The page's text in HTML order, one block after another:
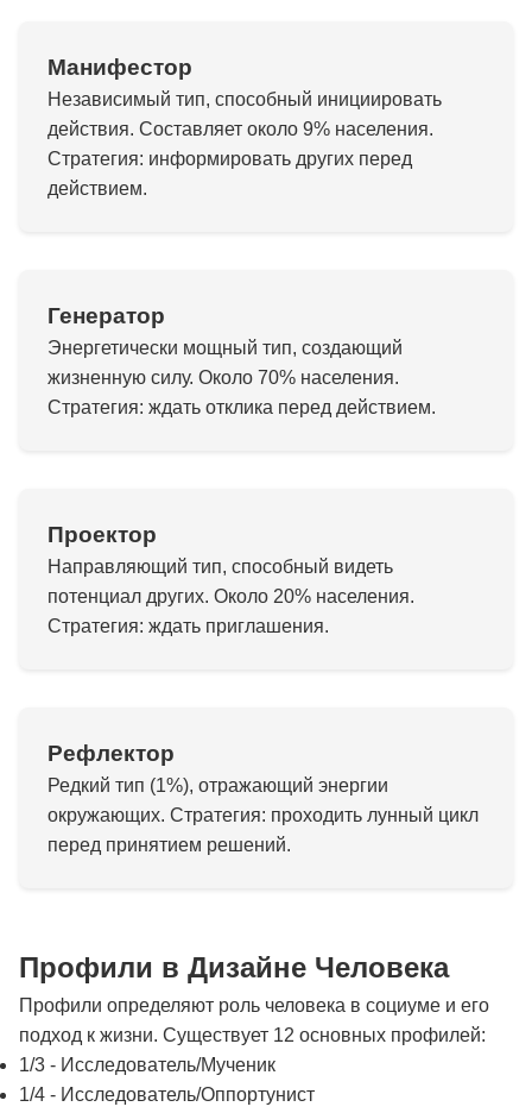
Манифестор
Независимый тип, способный инициировать
действия. Составляет около 9% населения.
Стратегия: информировать других перед
действием.
Генератор
Энергетически мощный тип, создающий
жизненную силу. Около 70% населения.
Стратегия: ждать отклика перед действием.
Проектор
Направляющий тип, способный видеть
потенциал других. Около 20% населения.
Стратегия: ждать приглашения.
Рефлектор
Редкий тип (1%), отражающий энергии
окружающих. Стратегия: проходить лунный цикл
перед принятием решений.
Профили в Дизайне Человека
Профили определяют роль человека в социуме и его
подход к жизни. Существует 12 основных профилей:
1/3 - Исследователь/Мученик
1/4 - Исследователь/Оппортунист